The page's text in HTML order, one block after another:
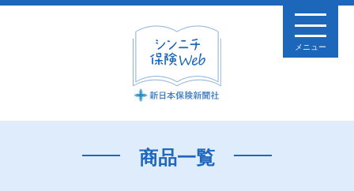
メニュー
商品一覧